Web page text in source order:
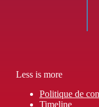
Less is more
Politique de
Timeline